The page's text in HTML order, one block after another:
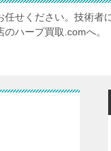
せください。技術者
ハープ買取.comへ。